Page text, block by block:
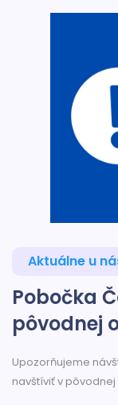
Aktuálne u
Pobočka
pôvodnej
Upozorňujeme
navštíviť v